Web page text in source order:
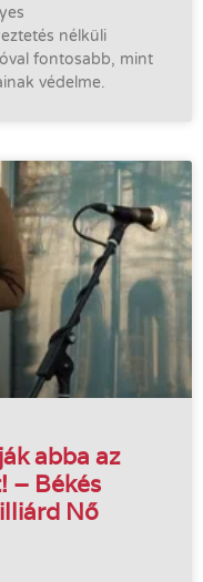
nélküli
fontosabb, mint
védelme.
abba az
– Békés
Nő